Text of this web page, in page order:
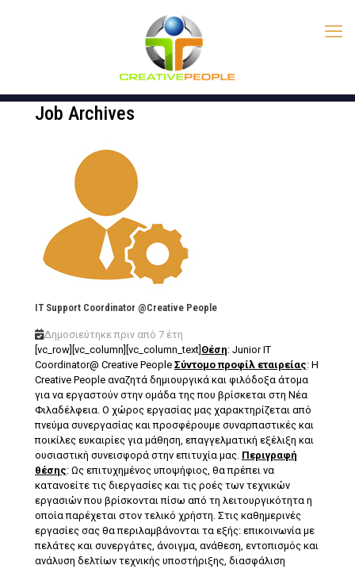
Job Archives
IT Support Coordinator @Creative People
Δημοσιεύτηκε πριν από 7 έτη
[vc_row][vc_column][vc_column_text] Θέση: Junior IT
Coordinator@ Creative People Σύντομο προφίλ εταιρείας: Η
Creative People αναζητά δημιουργικά και φιλόδοξα άτομα
για να εργαστούν στην ομάδα της που βρίσκεται στη Νέα
Φιλαδέλφεια. Ο χώρος εργασίας μας χαρακτηρίζεται από
πνεύμα συνεργασίας και προσφέρουμε συναρπαστικές και
ποικίλες ευκαιρίες για μάθηση, επαγγελματική εξέλιξη και
ουσιαστική συνεισφορά στην επιτυχία μας. Περιγραφή
θέσης: Ως επιτυχημένος υποψήφιος, θα πρέπει να
κατανοείτε τις διεργασίες και τις ροές των τεχνικών
εργασιών που βρίσκονται πίσω από τη λειτουργικότητα η
οποία παρέχεται στον τελικό χρήστη. Στις καθημερινές
εργασίες σας θα περιλαμβάνονται τα εξής: επικοινωνία με
πελάτες και συνεργάτες, άνοιγμα, ανάθεση, εντοπισμός και
ανάλυση δελτίων τεχνικής υποστήριξης, διασφάλιση